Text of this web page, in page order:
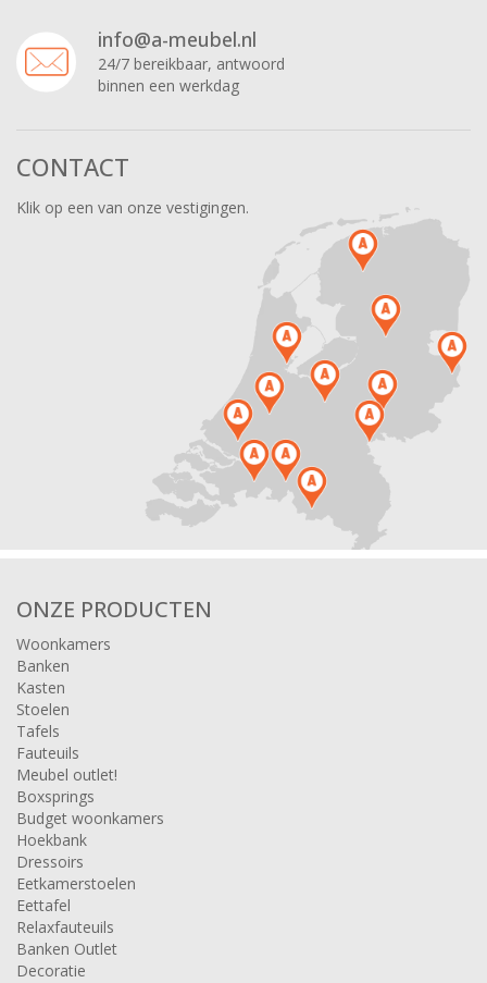
info@a-meubel.nl
24/7 bereikbaar, antwoord
binnen een werkdag
CONTACT
Klik op een van onze vestigingen.
ONZE PRODUCTEN
Woonkamers
Banken
Kasten
Stoelen
Tafels
Fauteuils
Meubel outlet!
Boxsprings
Budget woonkamers
Hoekbank
Dressoirs
Eetkamerstoelen
Eettafel
Relaxfauteuils
Banken Outlet
Decoratie